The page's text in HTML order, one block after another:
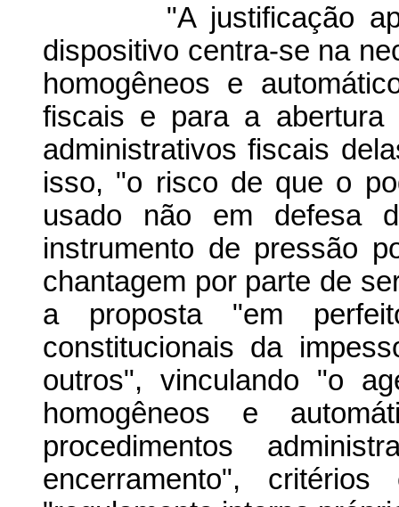
"A justificação
dispositivo centra-se na
homogêneos e
fiscais e para a abertura
administrativos fiscais
isso, "o risco de que o
usado não em defesa
instrumento de pressão
chantagem por parte de
a proposta "em
constitucionais da
outros", vinculando "o
homogêneos e
procedimentos
encerramento",